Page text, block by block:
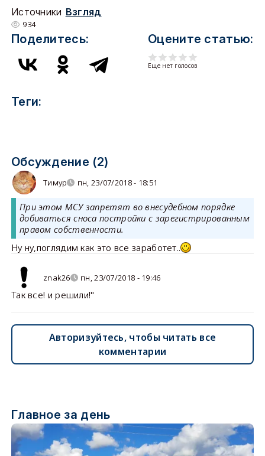
Источники Взгляд
934
Поделитесь: Оцените статью:
Еще нет голосов
Теги:
Обсуждение (2)
Тимур пн, 23/07/2018 - 18:51
При этом МСУ запретят во внесудебном порядке
добиваться сноса постройки с зарегистрированным
правом собственности.
Ну ну,поглядим как это все заработет..
znak26 пн, 23/07/2018 - 19:46
Так все! и решили!"
Авторизуйтесь, чтобы читать все
комментарии
Главное за день